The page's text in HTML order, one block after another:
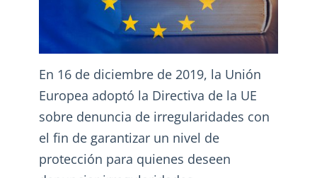
En 16 de diciembre de 2019, la Unión
Europea adoptó la Directiva de la UE
sobre denuncia de irregularidades con
el fin de garantizar un nivel de
protección para quienes deseen